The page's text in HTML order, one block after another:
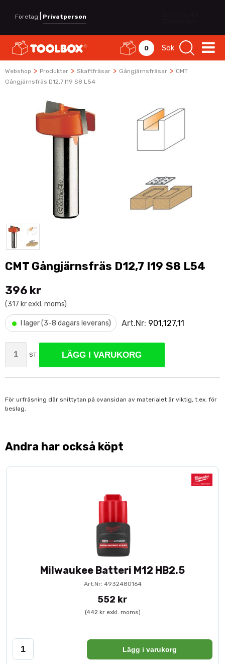
Företag Privatperson
0 Sök
Webshop > Produkter > Skaftfräsar > Gångjärnsfräsar > CMT
Gångjärnsfräs D12,7 I19 S8 L54
CMT Gångjärnsfräs D12,7 I19 S8 L54
396 kr
(317 kr exkl. moms)
• I lager (3-8 dagars leverans) Art.Nr: 901,127,11
ST LÄGG I VARUKORG
För urfräsning där snittytan på ovansidan av materialet är viktig, t.ex. för
beslag.
Andra har också köpt
Milwaukee Batteri M12 HB2.5
Art.Nr: 4932480164
552 kr
(442 kr exkl. moms)
Lägg i varukorg